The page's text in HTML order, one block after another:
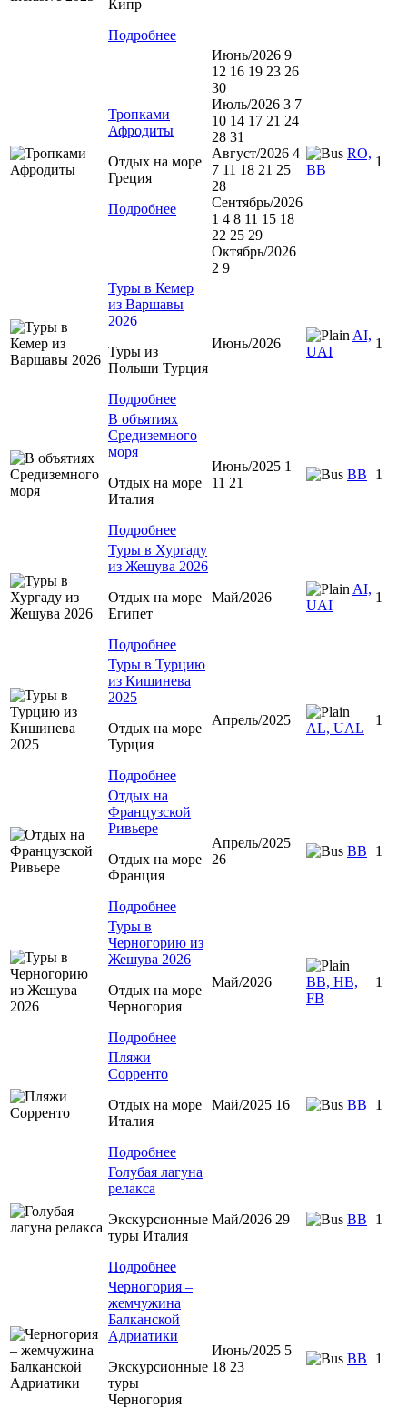
Кипр
Подробнее
Тропками
Афродиты
Отдых на море
Греция
Подробнее
Июнь/2026 9
12 16 19 23 26
30
Июль/2026 3 7
10 14 17 21 24
28 31
Август/2026 4
7 11 18 21 25
28
Сентябрь/2026
1 4 8 11 15 18
22 25 29
Октябрь/2026
2 9
RO,
BB
1
Туры в Кемер
из Варшавы
2026
Туры из
Польши Турция
Подробнее
Июнь/2026
AI,
UAI
1
В объятиях
Средиземного
моря
Отдых на море
Италия
Подробнее
Июнь/2025 1
11 21
BB 1
Туры в Хургаду
из Жешува 2026
Отдых на море
Египет
Подробнее
Май/2026
AI,
UAI
1
Туры в Турцию
из Кишинева
2025
Отдых на море
Турция
Подробнее
Апрель/2025
AL, UAL
1
Отдых на
Французской
Ривьере
Отдых на море
Франция
Подробнее
Апрель/2025
26
BB 1
Туры в
Черногорию из
Жешува 2026
Отдых на море
Черногория
Подробнее
Май/2026
BB, HB,
FB
1
Пляжи
Сорренто
Отдых на море
Италия
Подробнее
Май/2025 16 BB 1
Голубая лагуна
релакса
Экскурсионные
туры Италия
Подробнее
Май/2026 29 BB 1
Черногория –
жемчужина
Балканской
Адриатики
Экскурсионные
туры
Черногория
Июнь/2025 5
18 23
BB 1